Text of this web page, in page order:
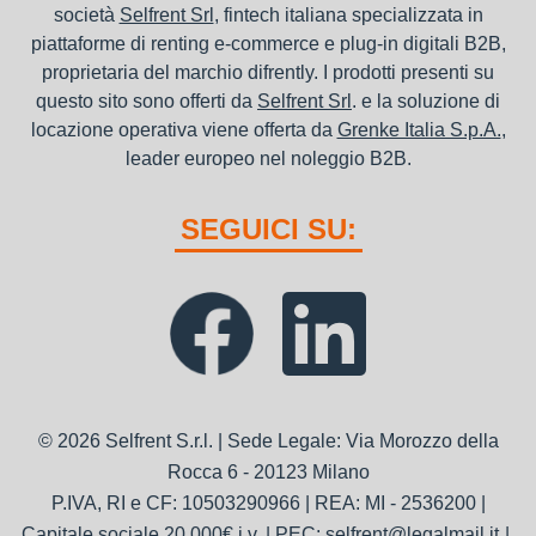
società Selfrent Srl , fintech italiana specializzata in
piattaforme di renting e-commerce e plug-in digitali B2B,
proprietaria del marchio difrently. I prodotti presenti su
questo sito sono offerti da Selfrent Srl . e la soluzione di
locazione operativa viene offerta da Grenke Italia S.p.A.,
leader europeo nel noleggio B2B.
SEGUICI SU:
© 2026 Selfrent S.r.l. | Sede Legale: Via Morozzo della
Rocca 6 - 20123 Milano
P.IVA, RI e CF: 10503290966 | REA: MI - 2536200 |